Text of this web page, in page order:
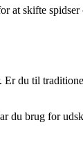
at skifte
du til
brug for